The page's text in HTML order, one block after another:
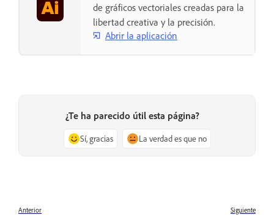
de gráficos vectoriales creadas para la
libertad creativa y la precisión.
Abrir la aplicación
¿Te ha parecido útil esta página?
Sí, gracias La verdad es que no
Anterior Siguiente